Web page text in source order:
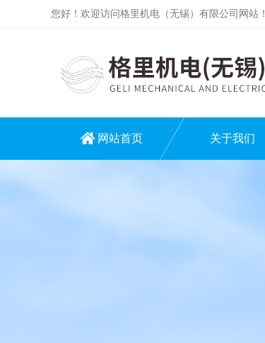
您好！欢迎访问格里机电（无锡）有限公司网站！
网站首页 关于我们